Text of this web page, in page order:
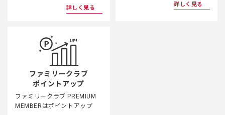
詳しく見る
詳しく見る
ファミリークラブ
ポイントアップ
ファミリークラブ PREMIUM
MEMBERはポイントアップ